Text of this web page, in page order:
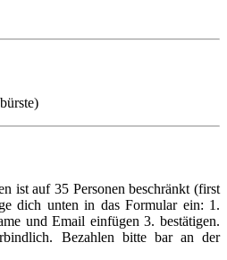
ist auf 35 Personen beschränkt (first
dich unten in das Formular ein: 1.
und Email einfügen 3. bestätigen.
Bezahlen bitte bar an der